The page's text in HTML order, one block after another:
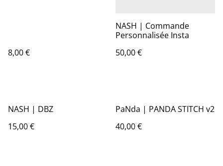
8,00 €
NASH | Commande
Personnalisée Insta
50,00 €
NASH | DBZ
15,00 €
PaNda | PANDA STITCH v2
40,00 €